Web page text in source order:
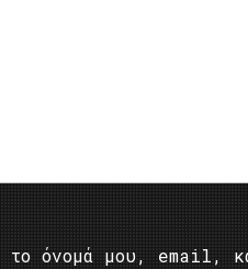
το όνομά μου, email,